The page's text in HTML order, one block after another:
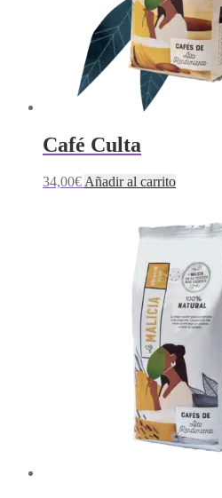
Café Culta
34,00€Añadir al carrito